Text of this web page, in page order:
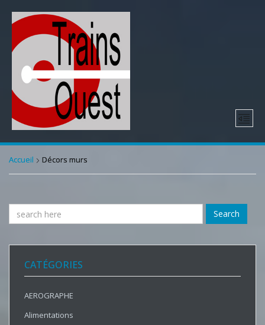
Accueil Décors murs
Search
CATÉGORIES
AEROGRAPHE
Alimentations